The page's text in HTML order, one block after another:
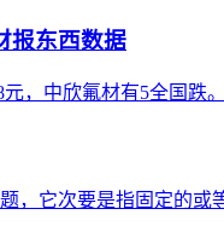
报东西数据
，中欣氟材有5全国
，它次要是指固定的